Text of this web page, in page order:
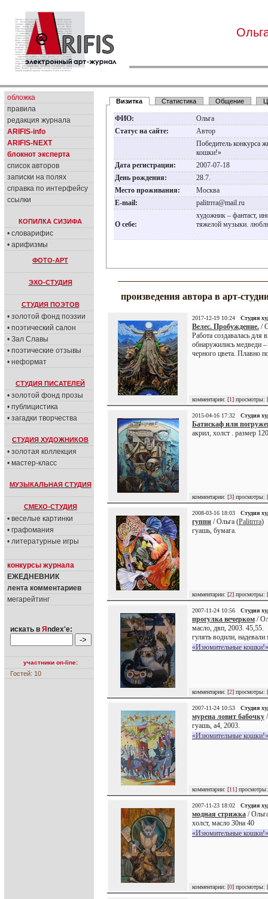
обложка
правила
редакция журнала
ARIFIS-info
ARIFIS-NEXT
блокнот эксперта
список авторов
записки на полях
справка по интерфейсу
ссылки
КОПИЛКА СИЗИФА
• словарифис
• арифизмы
ФОТО-АРТ
ЭХО-СТУДИЯ
СТУДИЯ ПОЭТОВ
• золотой фонд поэзии
• поэтический салон
• Зал Славы
• поэтические отзывы
• неформат
СТУДИЯ ПИСАТЕЛЕЙ
• золотой фонд прозы
• публицистика
• загадки творчества
СТУДИЯ ХУДОЖНИКОВ
• золотая коллекция
• мастер-класс
МУЗЫКАЛЬНАЯ СТУДИЯ
СМЕХО-СТУДИЯ
• веселые картинки
• графомания
• литературные игры
конкурсы журнала
ЕЖЕДНЕВНИК
лента комментариев
мегарейтинг
искать в Я ndex'е:
участники on-line:
Гостей: 10
Визитка Статистика Общение
ФИО:
Ольга
Статус на сайте:
Автор
Победитель конкурса
кошки!»
Дата регистрации:
2007-07-18
День рождения:
28.7.
Место проживания:
Москва
E-mail:
palitrrra@mail.ru
О себе:
художник – фантаст,
тяжелой музыки.
произведения автора в арт-
2017-12-19 10:24 Студия
Велес. Пробуждение. /
Работа создавалась
обнаружились медведи
черного цвета. Плавно
комментарии: [1] просмотры: [
2015-04-16 17:32 Студия
Батискаф или
акрил, холст . размер
комментарии: [3] просмотры: [
2008-03-16 18:03 Студия
гуппи / Ольга (Palitrrra)
гуашь, бумага.
комментарии: [2] просмотры: [
2007-11-24 10:56 Студия
прогулка вечерком /
масло, двп, 2003. 45,55.
гулять водили,
«Изюмительные
комментарии: [2] просмотры: [
2007-11-24 10:53 Студия
мурена ловит бабочку
гуашь, а4, 2003.
«Изюмительные
комментарии: [11]
2007-11-23 18:02 Студия
модная стрижка /
холст, масло 30на 40
«Изюмительные
комментарии: [0] просмотры: [